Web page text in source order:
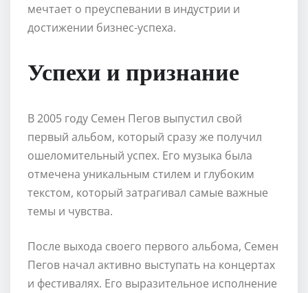
мечтает о преуспевании в индустрии и
достижении бизнес-успеха.
Успехи и признание
В 2005 году Семен Пегов выпустил свой
первый альбом, который сразу же получил
ошеломительный успех. Его музыка была
отмечена уникальным стилем и глубоким
текстом, который затрагивал самые важные
темы и чувства.
После выхода своего первого альбома, Семен
Пегов начал активно выступать на концертах
и фестивалях. Его выразительное исполнение